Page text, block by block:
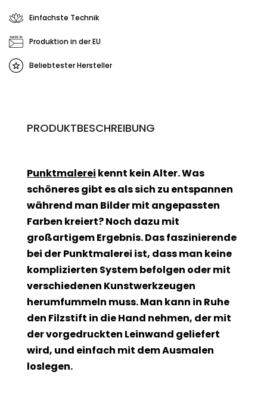
Einfachste Technik
Produktion in der EU
Beliebtester Hersteller
PRODUKTBESCHREIBUNG
Punktmalerei kennt kein Alter. Was
schöneres gibt es als sich zu entspannen
während man Bilder mit angepassten
Farben kreiert? Noch dazu mit
großartigem Ergebnis. Das faszinierende
bei der Punktmalerei ist, dass man keine
komplizierten System befolgen oder mit
verschiedenen Kunstwerkzeugen
herumfummeln muss. Man kann in Ruhe
den Filzstift in die Hand nehmen, der mit
der vorgedruckten Leinwand geliefert
wird, und einfach mit dem Ausmalen
loslegen.